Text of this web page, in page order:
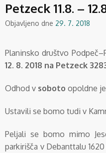
Petzeck 11.8. –
Objavljeno dne 29. 7. 2018
Planinsko društvo
12. 8. 2018 na Petzeck
Odhod v soboto opoldne
Ustavili se bomo tudi v
Peljali se bomo mimo
parkirišča v Debanttalu